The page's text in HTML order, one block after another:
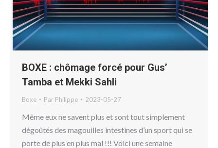
BOXE : chômage forcé pour Gus’
Tamba et Mekki Sahli
Boxe Par Philippe 2023-05-27
Même eux ne savent plus et sont tout simplement
dégoûtés des magouilles intestines d’un sport qui se
porte de plus en plus mal !!! Voici une semaine